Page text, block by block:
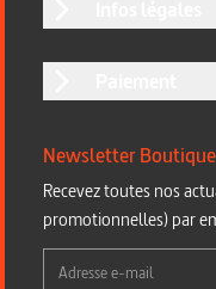
Newsletter Boutique
Recevez toutes nos
promotionnelles) par